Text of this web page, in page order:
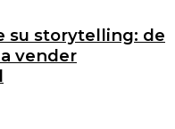
su storytelling: de
vender